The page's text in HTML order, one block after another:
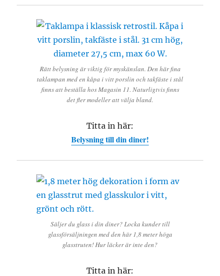
Rätt belysning är viktig för myskänslan. Den här fina
taklampan med en kåpa i vitt porslin och takfäste i stål
finns att beställa hos Magasin 11. Naturligtvis finns
det fler modeller att välja bland.
Titta in här:
Belysning till din diner!
Säljer du glass i din diner? Locka kunder till
glassförsäljningen med den här 1,8 meter höga
glasstruten! Hur läcker är inte den?
Titta in här: